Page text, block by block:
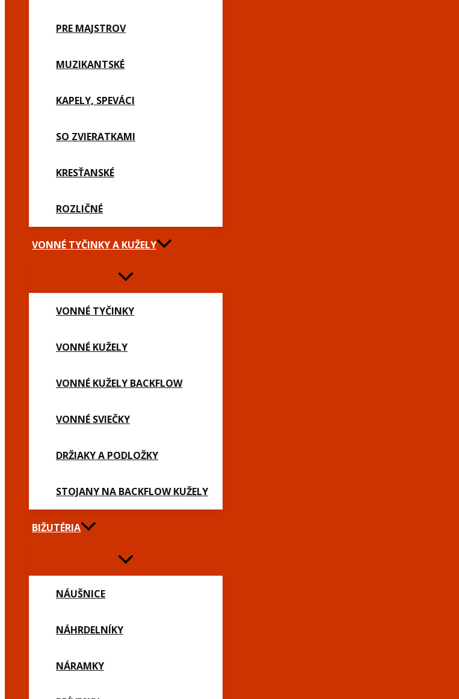
PRE MAJSTROV
MUZIKANTSKÉ
KAPELY, SPEVÁCI
SO ZVIERATKAMI
KRESŤANSKÉ
ROZLIČNÉ
VONNÉ TYČINKY A KUŽELY
VONNÉ TYČINKY
VONNÉ KUŽELY
VONNÉ KUŽELY BACKFLOW
VONNÉ SVIEČKY
DRŽIAKY A PODLOŽKY
STOJANY NA BACKFLOW KUŽELY
BIŽUTÉRIA
NÁUŠNICE
NÁHRDELNÍKY
NÁRAMKY